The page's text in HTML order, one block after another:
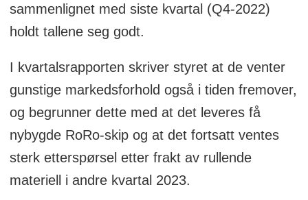
sammenlignet med siste kvartal (Q4-2022)
holdt tallene seg godt.
I kvartalsrapporten skriver styret at de venter
gunstige markedsforhold også i tiden fremover,
og begrunner dette med at det leveres få
nybygde RoRo-skip og at det fortsatt ventes
sterk etterspørsel etter frakt av rullende
materiell i andre kvartal 2023.